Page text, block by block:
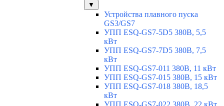
▼
Устройства плавного пуска
GS3/GS7
УПП ESQ-GS7-5D5 380В, 5,5
кВт
УПП ESQ-GS7-7D5 380В, 7,5
кВт
УПП ESQ-GS7-011 380В, 11 кВт
УПП ESQ-GS7-015 380В, 15 кВт
УПП ESQ-GS7-018 380В, 18,5
кВт